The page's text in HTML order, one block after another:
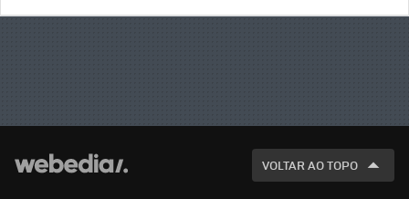
VOLTAR AO TOPO